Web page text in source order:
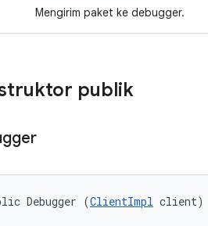
Mengirim paket ke debugger.
publik
Debugger (ClientImpl client)